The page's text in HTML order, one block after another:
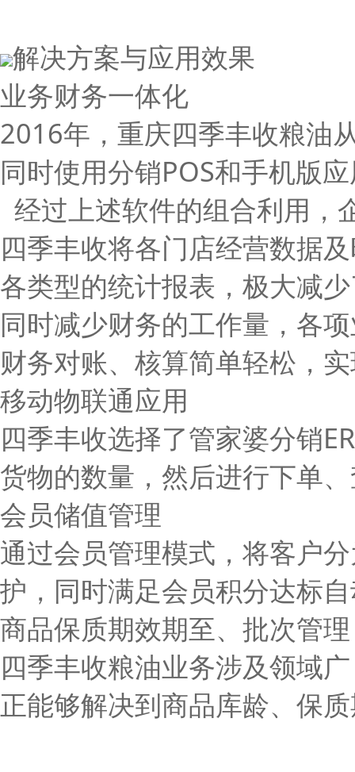
解决方案与应用效果
业务财务一体化
2016年，重庆四季丰收粮油
同时使用分销POS和手机版
经过上述软件的组合利用，
四季丰收将各门店经营数据
各类型的统计报表，极大减
同时减少财务的工作量，各
财务对账、核算简单轻松，
移动物联通应用
四季丰收选择了管家婆分销
货物的数量，然后进行下单
会员储值管理
通过会员管理模式，将客户
护，同时满足会员积分达标
商品保质期效期至、批次管理
四季丰收粮油业务涉及领域
正能够解决到商品库龄、保